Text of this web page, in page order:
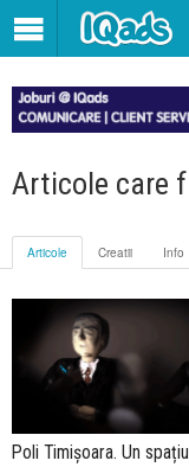
Articole care
Articole Creatii Info
Poli Timișoara. Un